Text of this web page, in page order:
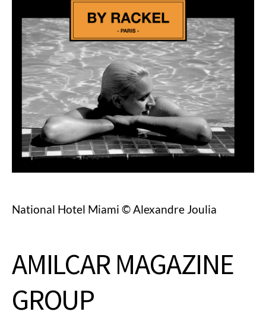
National Hotel Miami © Alexandre Joulia
AMILCAR MAGAZINE
GROUP